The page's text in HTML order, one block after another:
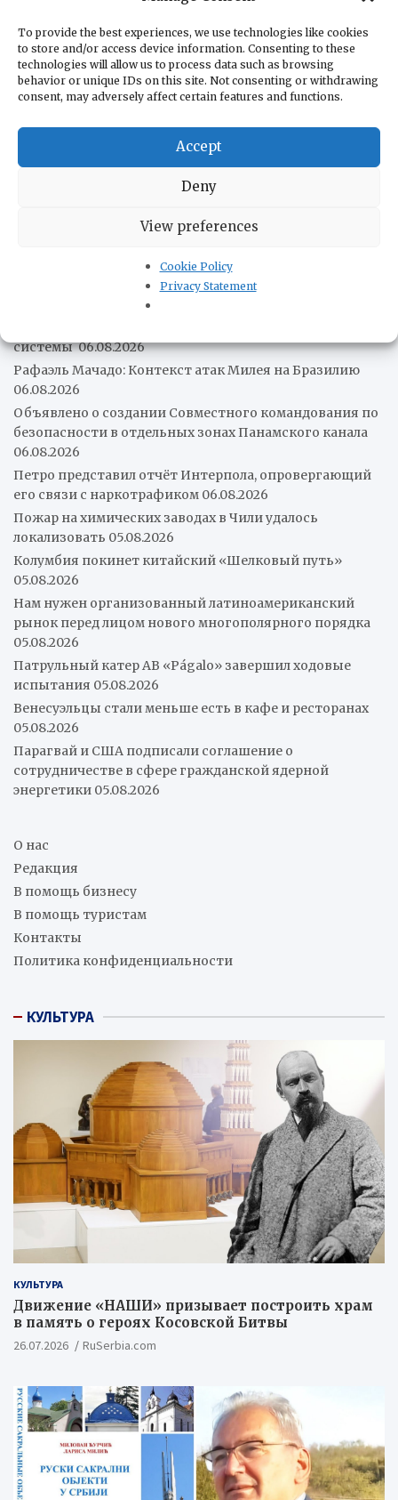
To provide the best experiences, we use technologies like cookies
to store and/or access device information. Consenting to these
technologies will allow us to process data such as browsing
behavior or unique IDs on this site. Not consenting or withdrawing
consent, may adversely affect certain features and functions.
Accept
Deny
View preferences
Cookie Policy
Privacy Statement
авиация Сербии
армия Сербии война в Югославии выборы в
Сербии жизнь в Сербии история Сербии
коронавирус культура Сербии парламент
Сербии политика Сербии
сельское хозяйство Сербии
сербская экономика
экономика Сербии
Новости наших друзей
системы06.08.2026
Рафаэль Мачадо: Контекст атак Милея на Бразилию
06.08.2026
Объявлено о создании Совместного командования по
безопасности в отдельных зонах Панамского канала
06.08.2026
Петро представил отчёт Интерпола, опровергающий
его связи с наркотрафиком 06.08.2026
Пожар на химических заводах в Чили удалось
локализовать 05.08.2026
Колумбия покинет китайский «Шелковый путь»
05.08.2026
Нам нужен организованный латиноамериканский
рынок перед лицом нового многополярного порядка
05.08.2026
Патрульный катер AB «Págalo» завершил ходовые
испытания 05.08.2026
Венесуэльцы стали меньше есть в кафе и ресторанах
05.08.2026
Парагвай и США подписали соглашение о
сотрудничестве в сфере гражданской ядерной
энергетики 05.08.2026
О нас
Редакция
В помощь бизнесу
В помощь туристам
Контакты
Политика конфиденциальности
КУЛЬТУРА
КУЛЬТУРА
Движение «НАШИ» призывает построить храм
в память о героях Косовской Битвы
26.07.2026 RuSerbia.com